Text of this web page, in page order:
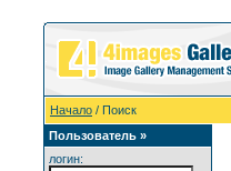
Начало / Поиск
Пользователь »
логин: